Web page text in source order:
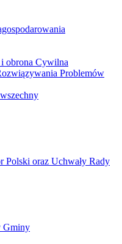
obrona Cywilna
Problemów
oraz Uchwały Rady
Gminy